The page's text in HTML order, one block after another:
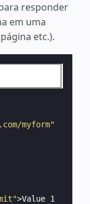
responder
em uma
etc.).
myform"
>Value 1